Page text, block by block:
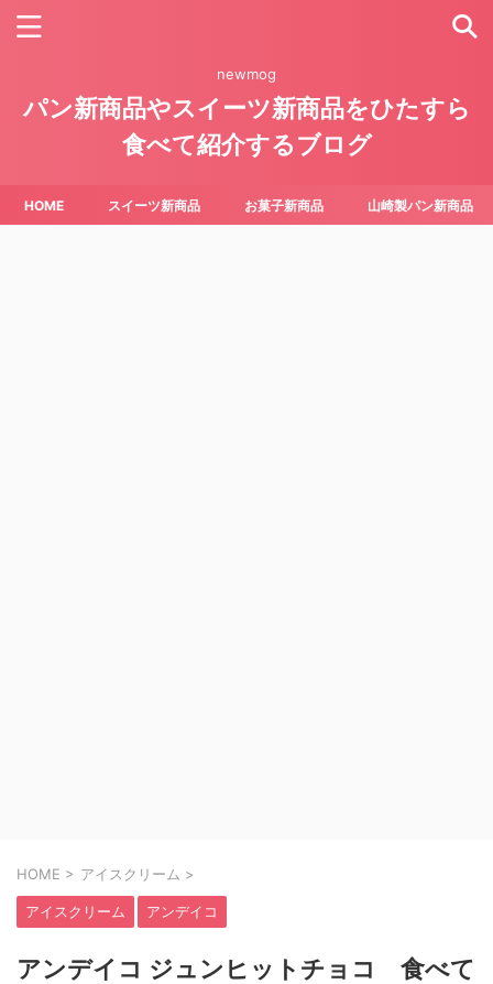
newmog
パン新商品やスイーツ新商品をひたすら
食べて紹介するブログ
HOME スイーツ新商品 お菓子新商品 山崎製パン新商品
HOME > アイスクリーム >
アイスクリーム アンデイコ
アンデイコ ジュンヒットチョコ 食べて